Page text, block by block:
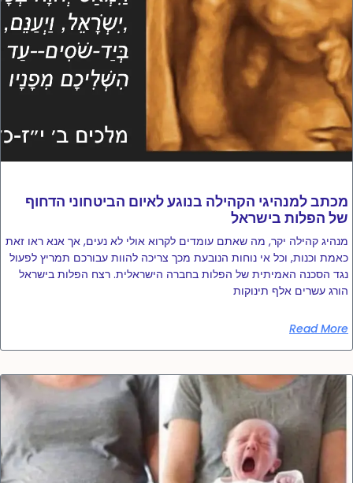
מכתב למנהיגי הקהילה בנוגע לאיום הביטחוני הדחוף
של הפלות בישראל
מנהיג קהילה יקר, מה שאתם עומדים לקרוא אולי לא נעים, אך אנא ראו זאת
כאמת וכנות, וכל אי נוחות הנובעת מכך צריכה להוות עבורכם תמריץ לפעול
נגד הסכנה האמיתית של הפלות בחברה הישראלית. רצח הפלות בישראל
הורג עשרים אלף תינוקות
Read More